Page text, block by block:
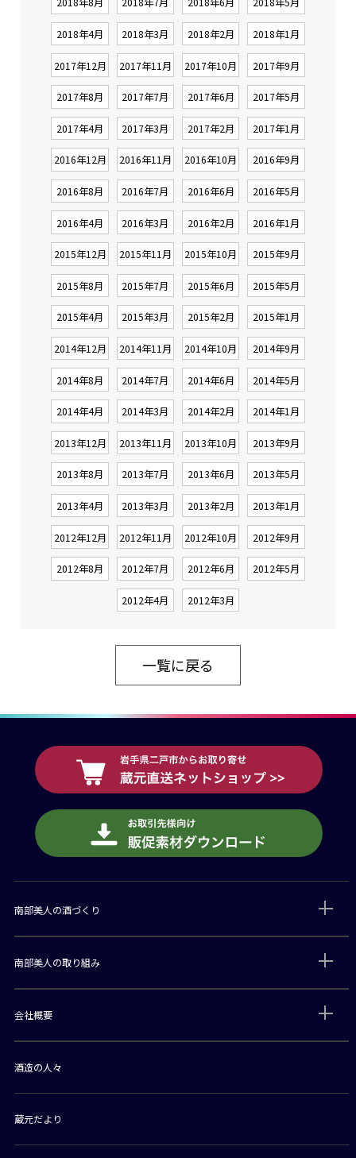
2018年4月 2018年3月 2018年2月 2018年1月
2017年12月 2017年11月 2017年10月 2017年9月
2017年8月 2017年7月 2017年6月 2017年5月
2017年4月 2017年3月 2017年2月 2017年1月
2016年12月 2016年11月 2016年10月 2016年9月
2016年8月 2016年7月 2016年6月 2016年5月
2016年4月 2016年3月 2016年2月 2016年1月
2015年12月 2015年11月 2015年10月 2015年9月
2015年8月 2015年7月 2015年6月 2015年5月
2015年4月 2015年3月 2015年2月 2015年1月
2014年12月 2014年11月 2014年10月 2014年9月
2014年8月 2014年7月 2014年6月 2014年5月
2014年4月 2014年3月 2014年2月 2014年1月
2013年12月 2013年11月 2013年10月 2013年9月
2013年8月 2013年7月 2013年6月 2013年5月
2013年4月 2013年3月 2013年2月 2013年1月
2012年12月 2012年11月 2012年10月 2012年9月
2012年8月 2012年7月 2012年6月 2012年5月
2012年4月 2012年3月
一覧に戻る
南部美人の酒づくり
南部美人の取り組み
会社概要
酒造の人々
蔵元だより